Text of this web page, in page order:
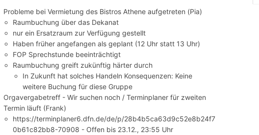
Probleme bei Vermietung des Bistros Athene aufgetreten (Pia)
Raumbuchung über das Dekanat
nur ein Ersatzraum zur Verfügung gestellt
Haben früher angefangen als geplant (12 Uhr statt 13 Uhr)
FOP Sprechstunde beeinträchtigt
Raumbuchung greift zukünftig härter durch
In Zukunft hat solches Handeln Konsequenzen: Keine
weitere Buchung für diese Gruppe
Orgavergabetreff - Wir suchen noch / Terminplaner für zweiten
Termin läuft (Frank)
https://terminplaner6.dfn.de/de/p/28b4b5ca63d9c52e8b24f7
0b61c82bb8-70908 - Offen bis 23.12., 23:55 Uhr